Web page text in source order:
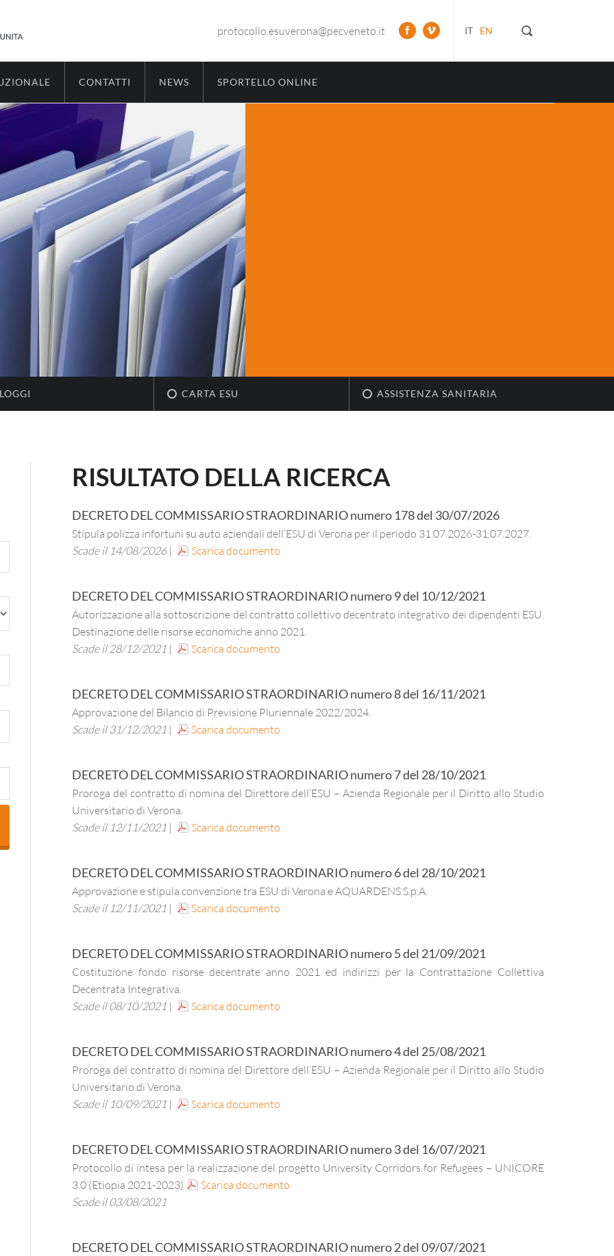
IT EN
protocollo.esuverona@pecveneto.it
CONTATTI NEWS SPORTELLO ONLINE
CARTA ESU ASSISTENZA SANITARIA
RISULTATO DELLA RICERCA
DECRETO DEL COMMISSARIO STRAORDINARIOnumero 178del 30/07/2026
Stipula polizza infortuni su auto aziendali dell’ESU di Verona per il periodo 31.07.2026-31.07.2027.
Scade il 14/08/2026| Scarica documento
DECRETO DEL COMMISSARIO STRAORDINARIOnumero9del 10/12/2021
Autorizzazione alla sottoscrizione del contratto collettivo decentrato integrativo dei dipendenti ESU.
Destinazione delle risorse economiche anno 2021.
Scade il 28/12/2021 | Scarica documento
DECRETO DEL COMMISSARIO STRAORDINARIOnumero8del 16/11/2021
Approvazione del Bilancio di Previsione Pluriennale 2022/2024.
Scade il 31/12/2021 | Scarica documento
DECRETO DEL COMMISSARIO STRAORDINARIOnumero7del 28/10/2021
Proroga del contratto di nomina del Direttore dell’ESU – Azienda Regionale per il Diritto allo Studio
Universitario di Verona.
Scade il 12/11/2021 | Scarica documento
DECRETO DEL COMMISSARIO STRAORDINARIOnumero6del 28/10/2021
Approvazione e stipula convenzione tra ESU di Verona e AQUARDENS S.p.A.
Scade il 12/11/2021 | Scarica documento
DECRETO DEL COMMISSARIO STRAORDINARIOnumero5del 21/09/2021
Costituzione fondo risorse decentrate anno 2021 ed indirizzi per la Contrattazione Collettiva
Decentrata Integrativa.
Scade il 08/10/2021 | Scarica documento
DECRETO DEL COMMISSARIO STRAORDINARIOnumero4del 25/08/2021
Proroga del contratto di nomina del Direttore dell’ESU – Azienda Regionale per il Diritto allo Studio
Universitario di Verona.
Scade il 10/09/2021 | Scarica documento
DECRETO DEL COMMISSARIO STRAORDINARIOnumero3del 16/07/2021
Protocollo di intesa per la realizzazione del progetto University Corridors for Refugees – UNICORE
3.0 (Etiopia 2021-2023)
Scarica documento
Scade il 03/08/2021
DECRETO DEL COMMISSARIO STRAORDINARIOnumero2del 09/07/2021